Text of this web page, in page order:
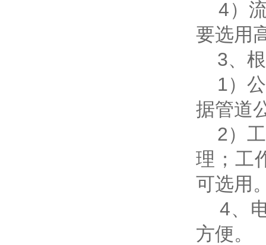
4）流
要选用
3、根
1）公
据管道
2）工
理；工
可选用
4、电
方便。